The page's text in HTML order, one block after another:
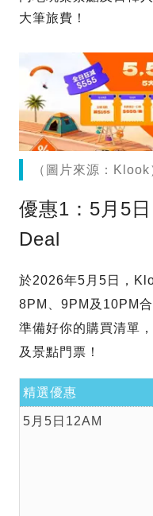
大筆旅費！
（圖片來源：Klook
優惠1：5月5
Deal
於2026年5月5日，
8PM、9PM及10PM
準備好你的購買清單
及景點門票！
精選優惠
5月5日12AM